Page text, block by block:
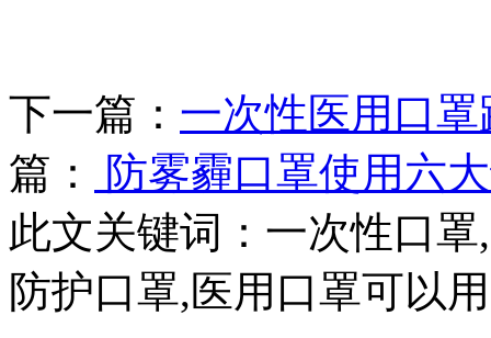
下一篇： 一次性医用口
篇：
防雾霾口罩使用六
此文关键词： 一次性口罩
防护口罩,医用口罩可以